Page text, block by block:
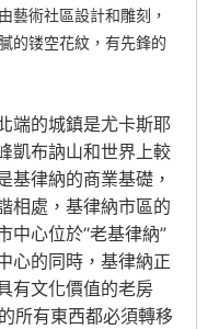
藝術社區設計和雕刻，
的镂空花紋，有先鋒的
端的城鎮是尤卡斯耶
凱布訥山和世界上較
基律納的商業基礎，
相處，基律納市區的
中心位於“老基律納”
心的同時，基律納正
有文化價值的老房
所有東西都必須轉移